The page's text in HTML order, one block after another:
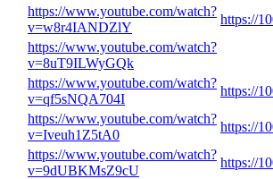
https://www.youtube.com/watch?
v=w8r4IANDZlY
https://
https://www.youtube.com/watch?
v=8uT9ILWyGQk
https://www.youtube.com/watch?
v=qf5sNQA704I
https://
https://www.youtube.com/watch?
v=Iveuh1Z5tA0
https://
https://www.youtube.com/watch?
v=9dUBKMsZ9cU
https://